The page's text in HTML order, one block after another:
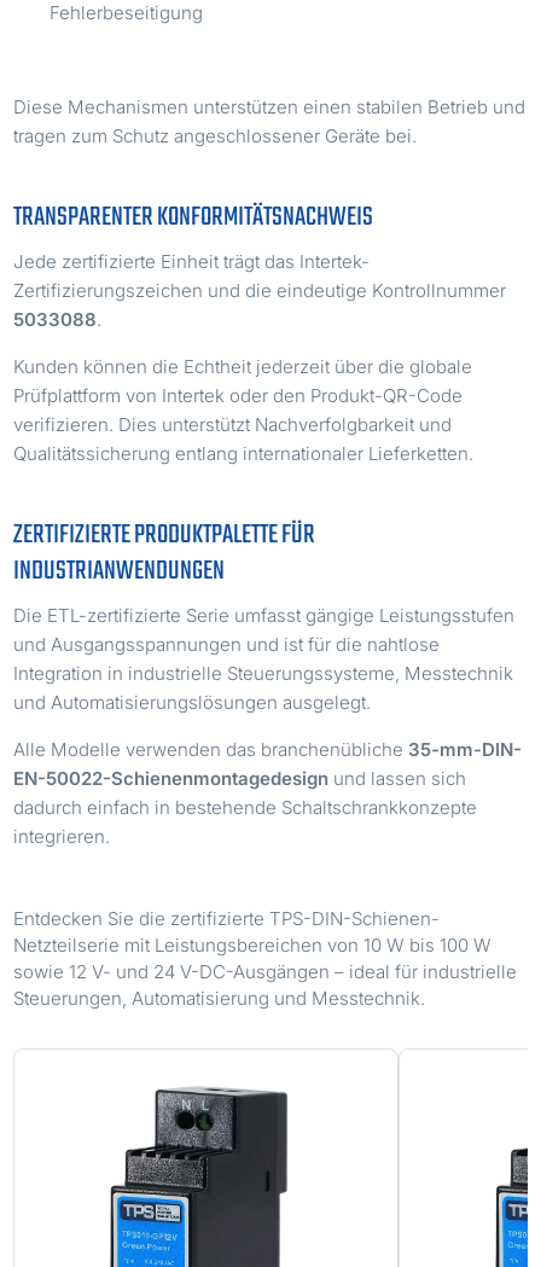
Fehlerbeseitigung
Diese Mechanismen unterstützen einen stabilen Betrieb und
tragen zum Schutz angeschlossener Geräte bei.
TRANSPARENTER KONFORMITÄTSNACHWEIS
Jede zertifizierte Einheit trägt das Intertek-
Zertifizierungszeichen und die eindeutige Kontrollnummer
5033088.
Kunden können die Echtheit jederzeit über die globale
Prüfplattform von Intertek oder den Produkt-QR-Code
verifizieren. Dies unterstützt Nachverfolgbarkeit und
Qualitätssicherung entlang internationaler Lieferketten.
ZERTIFIZIERTE PRODUKTPALETTE FÜR
INDUSTRIANWENDUNGEN
Die ETL-zertifizierte Serie umfasst gängige Leistungsstufen
und Ausgangsspannungen und ist für die nahtlose
Integration in industrielle Steuerungssysteme, Messtechnik
und Automatisierungslösungen ausgelegt.
Alle Modelle verwenden das branchenübliche 35-mm-DIN-
EN-50022-Schienenmontagedesign und lassen sich
dadurch einfach in bestehende Schaltschrankkonzepte
integrieren.
Entdecken Sie die zertifizierte TPS-DIN-Schienen-
Netzteilserie mit Leistungsbereichen von 10 W bis 100 W
sowie 12 V- und 24 V-DC-Ausgängen – ideal für industrielle
Steuerungen, Automatisierung und Messtechnik.